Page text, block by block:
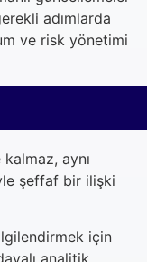
adımlarda
ve risk yönetimi
aynı
şeffaf bir ilişki
için